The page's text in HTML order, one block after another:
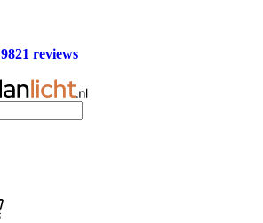
9821 reviews